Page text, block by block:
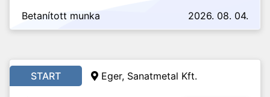
Betanított munka 2026. 08. 04.
START Eger, Sanatmetal Kft.